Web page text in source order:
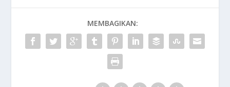
MEMBAGIKAN: